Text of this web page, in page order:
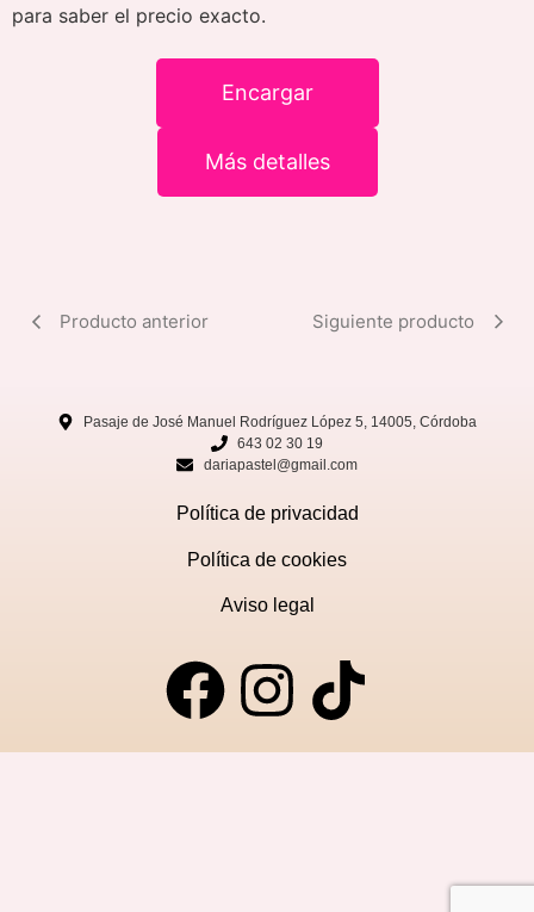
para saber el precio exacto.
Encargar
Más detalles
Producto anterior Siguiente producto
Pasaje de José Manuel Rodríguez López 5, 14005, Córdoba
643 02 30 19
dariapastel@gmail.com
Política de privacidad
Política de cookies
Aviso legal